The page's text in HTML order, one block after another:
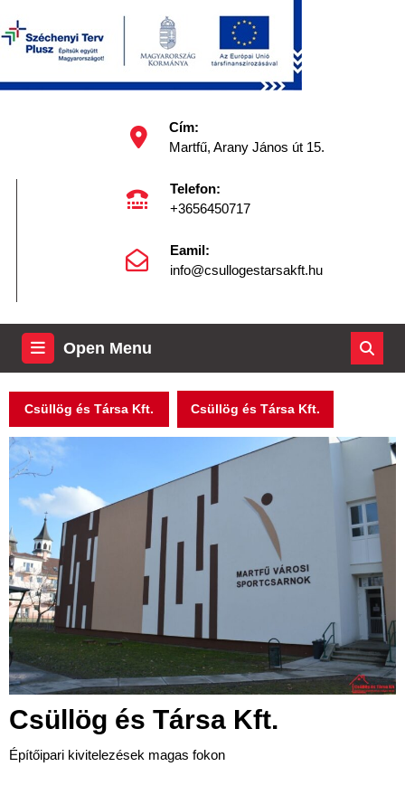
to
content
Cím:
Martfű, Arany János út 15.
Telefon:
+3656450717
Eamil:
info@csullogestarsakft.hu
Open Menu
Menu
Csüllög és Társa Kft. Csüllög és Társa Kft.
Csüllög és Társa Kft.
Építőipari kivitelezések magas fokon